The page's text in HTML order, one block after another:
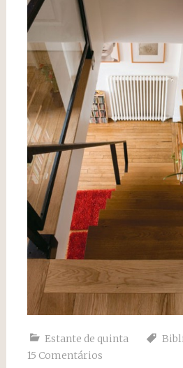
Estante de quinta
15 Comentários